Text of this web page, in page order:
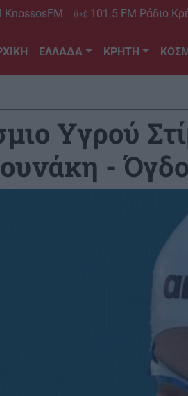
KnossosFM 101.5 FM Ράδιο
ΕΛΛΑΔΑ ΚΡΗΤΗ
Υγρού
-